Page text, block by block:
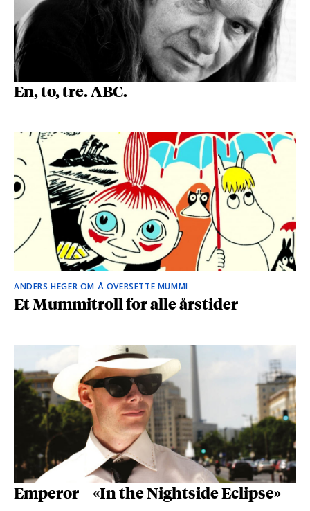
En, to, tre. ABC.
ANDERS HEGER OM Å OVERSETTE MUMMI
Et Mummitroll for alle årstider
Emperor – «In the Nightside Eclipse»